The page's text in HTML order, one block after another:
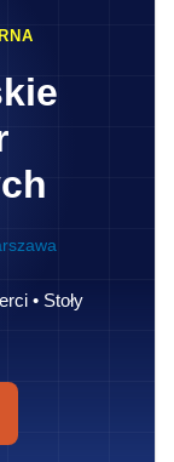
• Stoły